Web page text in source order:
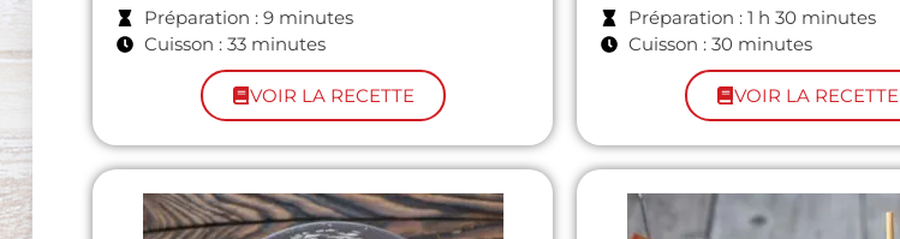
Préparation : 9 minutes
Cuisson : 33 minutes
VOIR LA RECETTE
Préparation : 1 h 30 minutes
Cuisson : 30 minutes
VOIR LA RECETTE